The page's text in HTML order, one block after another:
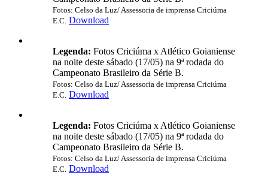
Fotos: Celso da Luz/ Assessoria de imprensa Criciúma
E.C. Download
Legenda: Fotos Criciúma x Atlético Goianiense
na noite deste sábado (17/05) na 9ª rodada do
Campeonato Brasileiro da Série B.
Fotos: Celso da Luz/ Assessoria de imprensa Criciúma
E.C. Download
Legenda: Fotos Criciúma x Atlético Goianiense
na noite deste sábado (17/05) na 9ª rodada do
Campeonato Brasileiro da Série B.
Fotos: Celso da Luz/ Assessoria de imprensa Criciúma
E.C. Download